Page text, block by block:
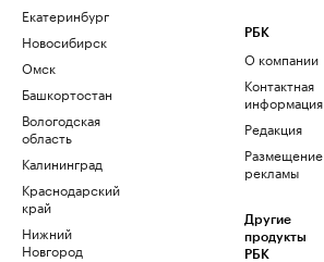
Екатеринбург
Новосибирск
Омск
Башкортостан
Вологодская
область
Калининград
Краснодарский
край
Нижний
Новгород
РБК
О компании
Контактная
информация
Редакция
Размещение
рекламы
Другие
продукты
РБК